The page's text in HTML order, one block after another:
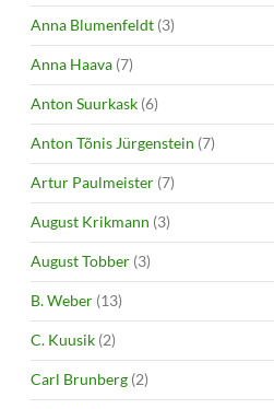
Anna Blumenfeldt (3)
Anna Haava (7)
Anton Suurkask (6)
Anton Tõnis Jürgenstein (7)
Artur Paulmeister (7)
August Krikmann (3)
August Tobber (3)
B. Weber (13)
C. Kuusik (2)
Carl Brunberg (2)